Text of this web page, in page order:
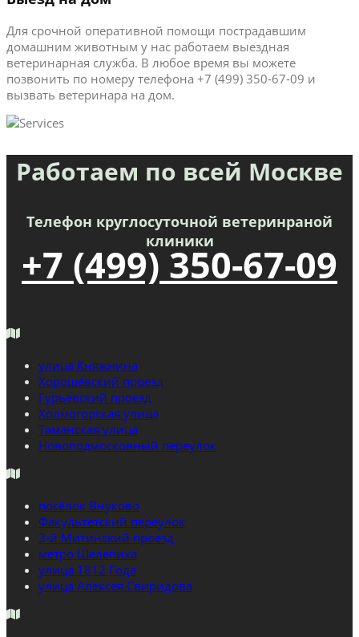
Для срочной оперативной помощи пострадавшим
домашним животным у нас работаем выездная
ветеринарная служба. В любое время вы можете
позвонить по номеру телефона +7 (499) 350-67-09 и
вызвать ветеринара на дом.
Работаем по всей Москве
Телефон круглосуточной ветеринраной
клиники
+7 (499) 350-67-09
улица Княжнина
Хорошёвский проезд
Гурьевский проезд
Холмогорская улица
Таманская улица
Новоподмосковный переулок
посёлок Внуково
Факультетский переулок
3-й Митинский проезд
метро Шелепиха
улица 1812 Года
улица Алексея Свиридова